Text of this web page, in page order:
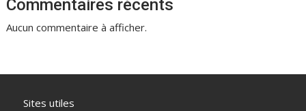
Commentaires récents
Aucun commentaire à afficher.
Sites utiles